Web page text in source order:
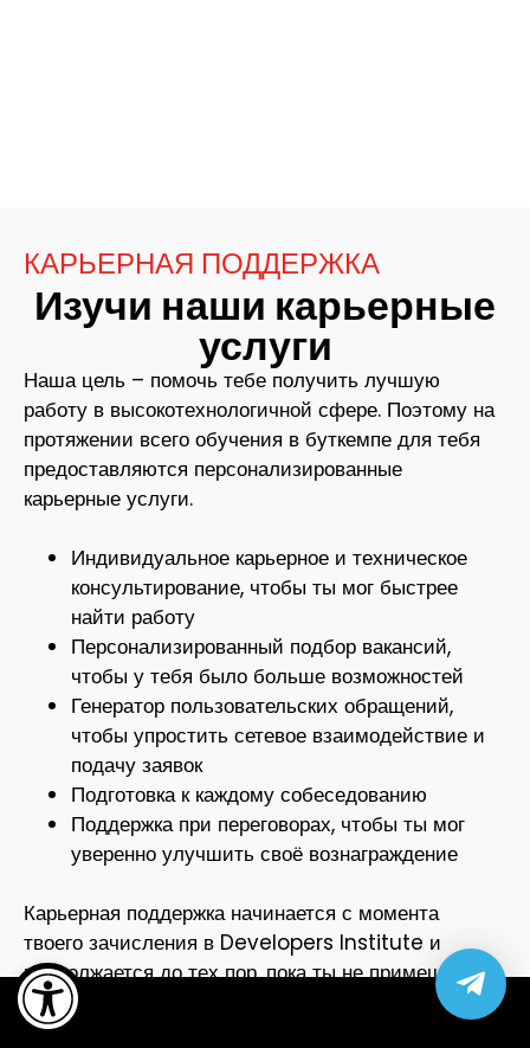
Open toolbar
КАРЬЕРНАЯ ПОДДЕРЖКА
Изучи наши карьерные
услуги
Наша цель – помочь тебе получить лучшую
работу в высокотехнологичной сфере. Поэтому на
протяжении всего обучения в буткемпе для тебя
предоставляются персонализированные
карьерные услуги.
Индивидуальное карьерное и техническое
консультирование, чтобы ты мог быстрее
найти работу
Персонализированный подбор вакансий,
чтобы у тебя было больше возможностей
Генератор пользовательских обращений,
чтобы упростить сетевое взаимодействие и
подачу заявок
Подготовка к каждому собеседованию
Поддержка при переговорах, чтобы ты мог
уверенно улучшить своё вознаграждение
Карьерная поддержка начинается с момента
твоего зачисления в Developers Institute и
продолжается до тех пор, пока ты не примешь
хорошо оплачиваемое предложение о работе.